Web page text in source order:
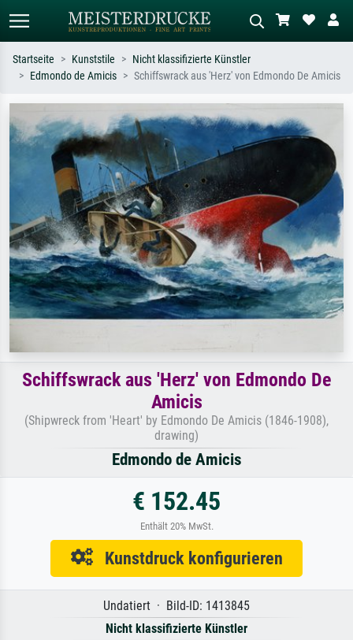
Suchen Sie nach Künstlern, Werktiteln
oder Stilen – z.B. Monet,
Sternennacht, Impressionismus, Welle
Hokusai, Akt.
Beschreiben Sie die Szene – z.B. Grüne
Wiese, Abstrakt mit viel Rot, Dunkles
Ölgemälde, Stehender Akt neben einem
Startseite Kunststile
Nicht klassifizierte Künstler
Edmondo de Amicis
Schiffswrack aus 'Herz' von Edmondo De Amicis
Schiffswrack aus 'Herz' von Edmondo De
Amicis
(Shipwreck from 'Heart' by Edmondo De Amicis (1846-1908),
drawing)
Edmondo de Amicis
€ 152.45
Enthält 20% MwSt.
Kunstdruck konfigurieren
Undatiert · Bild-ID: 1413845
Nicht klassifizierte Künstler